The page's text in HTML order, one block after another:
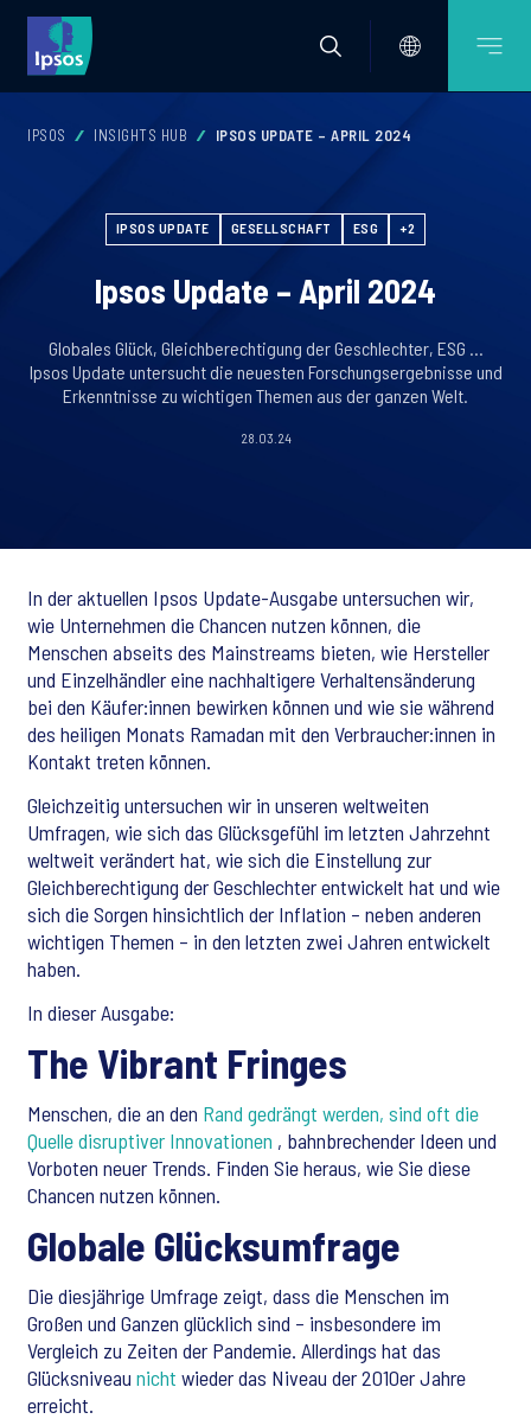
IPSOS INSIGHTS HUB IPSOS UPDATE – APRIL 2024
IPSOS UPDATE GESELLSCHAFT ESG +2
Ipsos Update – April 2024
Globales Glück, Gleichberechtigung der Geschlechter, ESG …
Ipsos Update untersucht die neuesten Forschungsergebnisse und
Erkenntnisse zu wichtigen Themen aus der ganzen Welt.
28.03.24
In der aktuellen Ipsos Update-Ausgabe untersuchen wir,
wie Unternehmen die Chancen nutzen können, die
Menschen abseits des Mainstreams bieten, wie Hersteller
und Einzelhändler eine nachhaltigere Verhaltensänderung
bei den Käufer:innen bewirken können und wie sie während
des heiligen Monats Ramadan mit den Verbraucher:innen in
Kontakt treten können.
Gleichzeitig untersuchen wir in unseren weltweiten
Umfragen, wie sich das Glücksgefühl im letzten Jahrzehnt
weltweit verändert hat, wie sich die Einstellung zur
Gleichberechtigung der Geschlechter entwickelt hat und wie
sich die Sorgen hinsichtlich der Inflation – neben anderen
wichtigen Themen – in den letzten zwei Jahren entwickelt
haben.
In dieser Ausgabe:
The Vibrant Fringes
Menschen, die an den Rand gedrängt werden, sind oft die
Quelle disruptiver Innovationen , bahnbrechender Ideen und
Vorboten neuer Trends. Finden Sie heraus, wie Sie diese
Chancen nutzen können.
Globale Glücksumfrage
Die diesjährige Umfrage zeigt, dass die Menschen im
Großen und Ganzen glücklich sind – insbesondere im
Vergleich zu Zeiten der Pandemie. Allerdings hat das
Glücksniveau nicht wieder das Niveau der 2010er Jahre
erreicht.